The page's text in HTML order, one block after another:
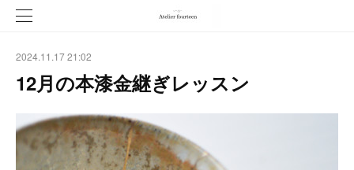
2024.11.17 21:02
12月の本漆金継ぎレッスン